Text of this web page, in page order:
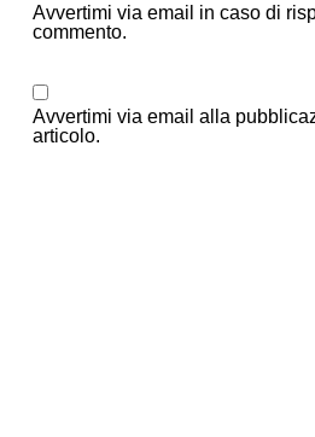
Avvertimi via email in caso di
commento.
Avvertimi via email alla
articolo.